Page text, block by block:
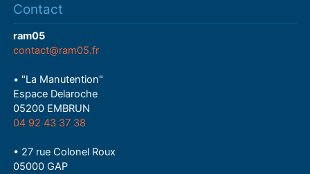
Contact
ram05
contact@ram05.fr
• "La Manutention"
Espace Delaroche
05200 EMBRUN
04 92 43 37 38
• 27 rue Colonel Roux
05000 GAP